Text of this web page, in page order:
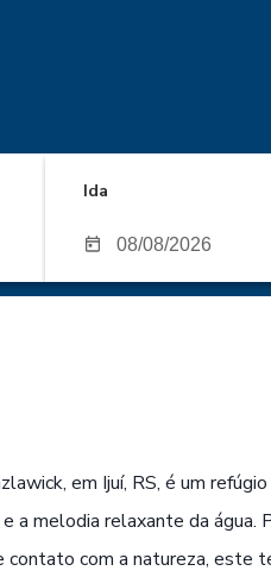
Ida
em Ijuí, RS, é um
a melodia relaxante da água.
contato com a natureza, este